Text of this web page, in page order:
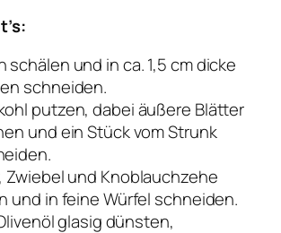
schälen und in ca. 1,5 cm dicke
schneiden.
putzen, dabei äußere Blätter
und ein Stück vom Strunk
Zwiebel und Knoblauchzehe
und in feine Würfel schneiden.
glasig dünsten,